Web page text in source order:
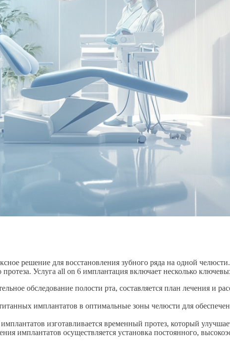
решение для восстановления зубного ряда на одной
Услуга all on 6 имплантация включает несколько
обследование полости рта, составляется план лечения и
имплантатов в оптимальные зоны челюсти для
изготавливается временный протез, который
имплантатов осуществляется установка постоянного,